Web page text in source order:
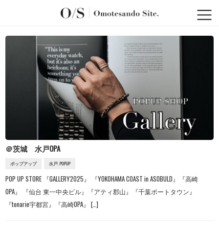
＠茨城 水戸OPA
ポップアップ 水戸. POPUP
POP UP STORE 『GALLERY2025』 『YOKOHAMA COAST in ASOBULD』『高崎
OPA』 『仙台 東一中央ビル』『アティ郡山』『千葉ポートタウン』
『tonarie宇都宮』『高崎OPA』 […]